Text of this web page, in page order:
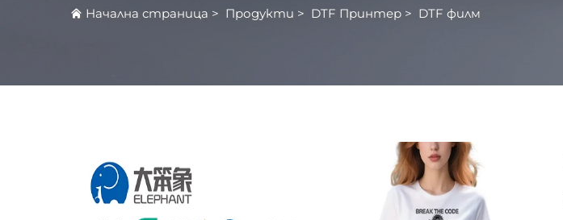
Начална страница > Продукти > DTF Принтер > DTF филм